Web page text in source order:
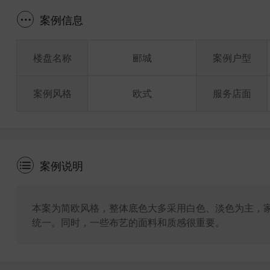
案例信息
楼盘名称
案例风格
郦城
欧式
案例户型
服务店面
案例说明
本案为简欧风格，整体底色大多采用白色、淡色为主
统一。同时，一些布艺的面料和质感很重要。